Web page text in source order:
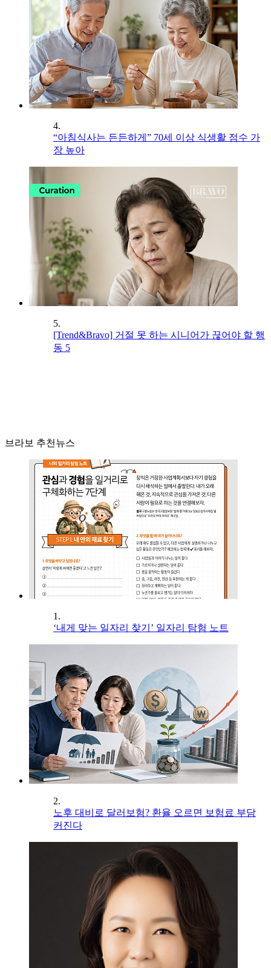
4.
“아침식사는 든든하게” 70세 이상 식생활 점수 가
장 높아
5.
[Trend&Bravo] 거절 못 하는 시니어가 끊어야 할 행
동 5
브라보 추천뉴스
1.
‘내게 맞는 일자리 찾기’ 일자리 탐험 노트
2.
노후 대비로 달러보험? 환율 오르면 보험료 부담
커진다